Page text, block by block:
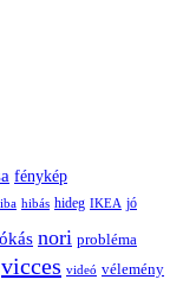
fénykép
hibás hideg IKEA jó
nori probléma
vicces videó vélemény